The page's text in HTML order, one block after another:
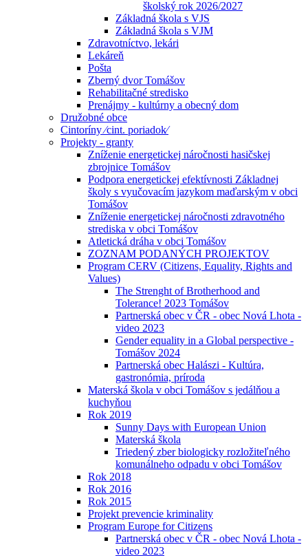
školský rok 2026/2027
Základná škola s VJS
Základná škola s VJM
Zdravotníctvo, lekári
Lekáreň
Pošta
Zberný dvor Tomášov
Rehabilitačné stredisko
Prenájmy - kultúrny a obecný dom
Družobné obce
Cintoríny ⁄cint. poriadok⁄
Projekty - granty
Zníženie energetickej náročnosti hasičskej
zbrojnice Tomášov
Podpora energetickej efektívnosti Základnej
školy s vyučovacím jazykom maďarským v obci
Tomášov
Zníženie energetickej náročnosti zdravotného
strediska v obci Tomášov
Atletická dráha v obci Tomášov
ZOZNAM PODANÝCH PROJEKTOV
Program CERV (Citizens, Equality, Rights and
Values)
The Strenght of Brotherhood and
Tolerance! 2023 Tomášov
Partnerská obec v ČR - obec Nová Lhota -
video 2023
Gender equality in a Global perspective -
Tomášov 2024
Partnerská obec Halászi - Kultúra,
gastronómia, príroda
Materská škola v obci Tomášov s jedálňou a
kuchyňou
Rok 2019
Sunny Days with European Union
Materská škola
Triedený zber biologicky rozložiteľného
komunálneho odpadu v obci Tomášov
Rok 2018
Rok 2016
Rok 2015
Projekt prevencie kriminality
Program Europe for Citizens
Partnerská obec v ČR - obec Nová Lhota -
video 2023